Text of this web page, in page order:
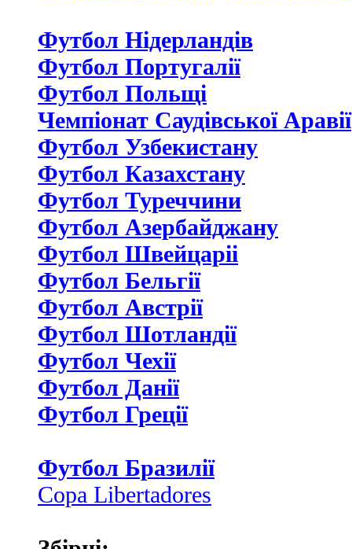
Футбол Нідерландiв
Футбол Португалії
Футбол Польщі
Чемпіонат Саудівської Аравії
Футбол Узбекистану
Футбол Казахстану
Футбол Туреччини
Футбол Азербайджану
Футбол Швейцаріі
Футбол Бельгії
Футбол Австрії
Футбол Шотландії
Футбол Чехії
Футбол Данії
Футбол Греції
Футбол Бразилії
Copa Libertadores